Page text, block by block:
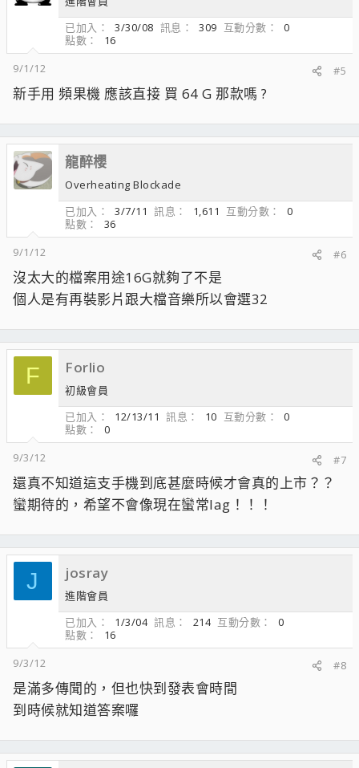
已加入
3/30/08 訊息 309 互動分數
0
點數
16
9/1/12
#5
新手用 頻果機 應該直接 買 64 G 那款嗎 ?
龍醉櫻
Overheating Blockade
已加入
3/7/11 訊息 1,611 互動分數
0
點數
36
9/1/12
#6
沒太大的檔案用途16G就夠了不是
個人是有再裝影片跟大檔音樂所以會選32
F Forlio
初級會員
已加入
12/13/11 訊息 10 互動分數
0
點數
0
9/3/12
#7
還真不知道這支手機到底甚麼時候才會真的上市？？
蠻期待的，希望不會像現在蠻常lag！！！
J josray
進階會員
已加入
1/3/04 訊息 214 互動分數
0
點數
16
9/3/12
#8
是滿多傳聞的，但也快到發表會時間
到時候就知道答案囉